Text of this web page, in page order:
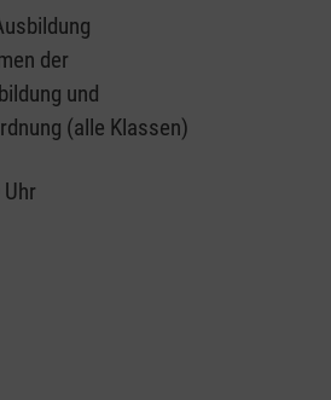
der
und
(alle Klassen)